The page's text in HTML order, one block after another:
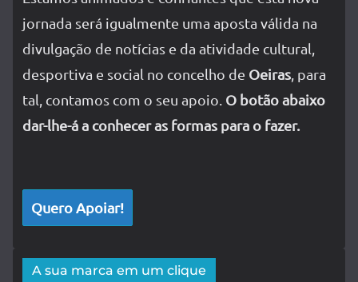
jornada será igualmente uma aposta válida na
divulgação de notícias e da atividade cultural,
desportiva e social no concelho de Oeiras , para
tal, contamos com o seu apoio. O botão abaixo
dar-lhe-á a conhecer as formas para o fazer.
Quero Apoiar!
A sua marca em um clique